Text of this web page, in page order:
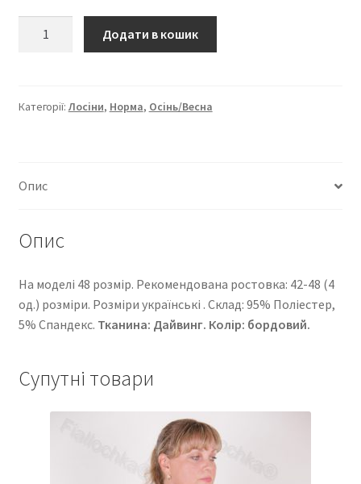
Додати в кошик
Категорії:Лосіни, Норма, Осінь/Весна
Опис
Опис
На моделі 48 розмір. Рекомендована ростовка: 42-48 (4
од.) розміри. Розміри українські . Cклад: 95% Поліестер,
5% Спандекс. Тканина: Дайвинг. Колір: бордовий.
Супутні товари